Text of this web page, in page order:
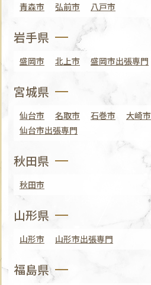
青森市 弘前市 八戸市
岩手県
盛岡市 北上市 盛岡市出張専門
宮城県
仙台市 名取市 石巻市 大崎市
仙台市出張専門
秋田県
秋田市
山形県
山形市 山形市出張専門
福島県